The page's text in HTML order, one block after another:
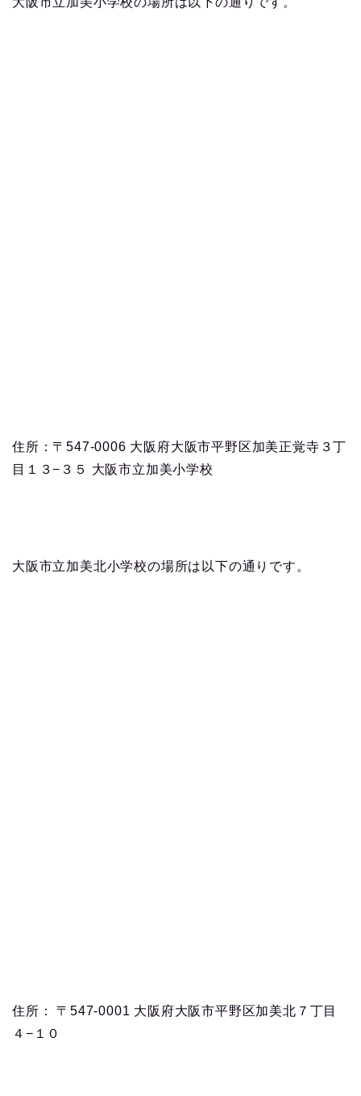
住所：〒547-0006 大阪府大阪市平野区加美正覚寺３丁
目１３−３５ 大阪市立加美小学校
大阪市立加美北小学校の場所は以下の通りです。
住所： 〒547-0001 大阪府大阪市平野区加美北７丁目
４−１０